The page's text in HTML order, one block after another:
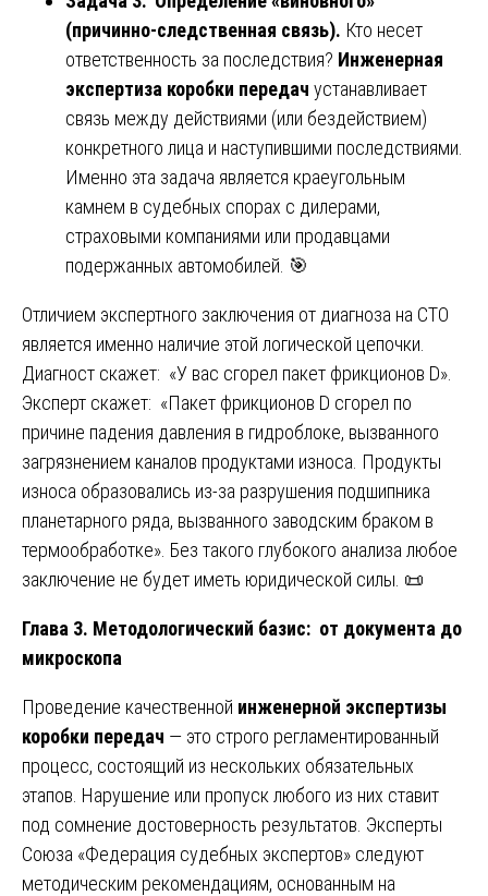
(причинно-следственная связь). Кто несет
ответственность за последствия? Инженерная
экспертиза коробки передач устанавливает
связь между действиями (или бездействием)
конкретного лица и наступившими последствиями.
Именно эта задача является краеугольным
камнем в судебных спорах с дилерами,
страховыми компаниями или продавцами
подержанных автомобилей. 🎯
Отличием экспертного заключения от диагноза на СТО
является именно наличие этой логической цепочки.
Диагност скажет: «У вас сгорел пакет фрикционов D».
Эксперт скажет: «Пакет фрикционов D сгорел по
причине падения давления в гидроблоке, вызванного
загрязнением каналов продуктами износа. Продукты
износа образовались из-за разрушения подшипника
планетарного ряда, вызванного заводским браком в
термообработке». Без такого глубокого анализа любое
заключение не будет иметь юридической силы. 📜
Глава 3. Методологический базис: от документа до
микроскопа
Проведение качественной инженерной экспертизы
коробки передач — это строго регламентированный
процесс, состоящий из нескольких обязательных
этапов. Нарушение или пропуск любого из них ставит
под сомнение достоверность результатов. Эксперты
Союза «Федерация судебных экспертов» следуют
методическим рекомендациям, основанным на